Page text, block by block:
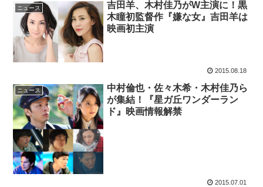
ニュース
吉田羊、木村佳乃がW主演に！黒
木瞳初監督作『嫌な女』吉田羊は
映画初主演
2015.08.18
ニュース
中村倫也・佐々木希・木村佳乃ら
が集結！『星ガ丘ワンダーラン
ド』映画情報解禁
2015.07.01